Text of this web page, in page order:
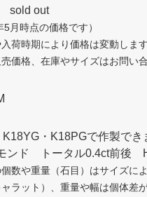
sold out
5月時点の価格です）
荷時期により価格は変動します
価格、在庫やサイズはお問い
K18YG・K18PGで作製でき
ンド トータル0.4ct前後
数や重量（石目）はサイズに
ラット）、重量や幅は個体差が